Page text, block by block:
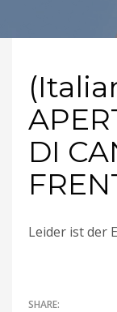
DI
Leider ist der